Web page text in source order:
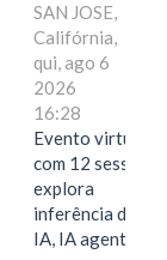
SAN JOSE,
Califórnia,
qui, ago 6
2026
16:28
Evento virtual
com 12 sessões
explora
inferência de
IA, IA agentiva,